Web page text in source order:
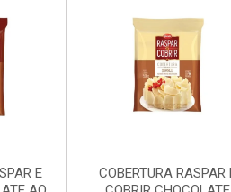
COBERTURA RASPAR E